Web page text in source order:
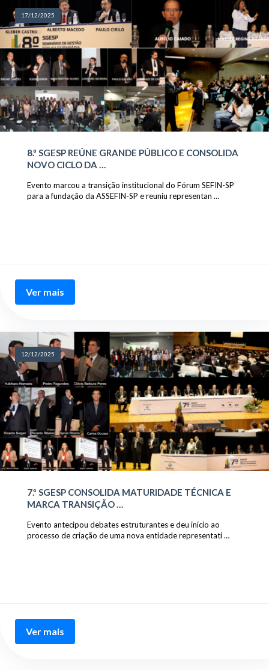
17/12/2025
8.º SGESP REÚNE GRANDE PÚBLICO E CONSOLIDA
NOVO CICLO DA …
Evento marcou a transição institucional do Fórum SEFIN-SP
para a fundação da ASSEFIN-SP e reuniu representan …
Ver mais
12/12/2025
7.º SGESP CONSOLIDA MATURIDADE TÉCNICA E
MARCA TRANSIÇÃO …
Evento antecipou debates estruturantes e deu início ao
processo de criação de uma nova entidade representati …
Ver mais